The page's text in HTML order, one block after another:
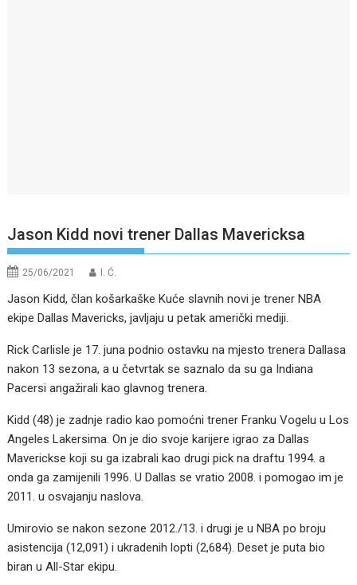
Jason Kidd novi trener Dallas Mavericksa
25/06/2021 I. Ć.
Jason Kidd, član košarkaške Kuće slavnih novi je trener NBA
ekipe Dallas Mavericks, javljaju u petak američki mediji.
Rick Carlisle je 17. juna podnio ostavku na mjesto trenera Dallasa
nakon 13 sezona, a u četvrtak se saznalo da su ga Indiana
Pacersi angažirali kao glavnog trenera.
Kidd (48) je zadnje radio kao pomoćni trener Franku Vogelu u Los
Angeles Lakersima. On je dio svoje karijere igrao za Dallas
Maverickse koji su ga izabrali kao drugi pick na draftu 1994. a
onda ga zamijenili 1996. U Dallas se vratio 2008. i pomogao im je
2011. u osvajanju naslova.
Umirovio se nakon sezone 2012./13. i drugi je u NBA po broju
asistencija (12,091) i ukradenih lopti (2,684). Deset je puta bio
biran u All-Star ekipu.